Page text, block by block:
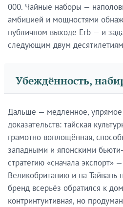
000. Чайные наборы —
амбицией и мощностями
публичном выходе Erb — и
следующим двум
Убеждённость,
Дальше — медленное, упрямое
доказательств: тайская
грамотно воплощённая,
западными и японскими
стратегию «сначала экспорт»
Великобританию и на Тайвань
бренд всерьёз обратился к
контринтуитивная, но